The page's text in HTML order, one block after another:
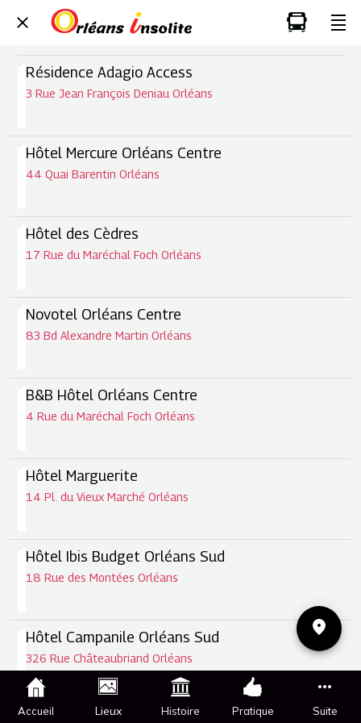
Résidence Adagio Access
3 Rue Jean François Deniau Orléans
Hôtel Mercure Orléans Centre
44 Quai Barentin Orléans
Hôtel des Cèdres
17 Rue du Maréchal Foch Orléans
Novotel Orléans Centre
83 Bd Alexandre Martin Orléans
B&B Hôtel Orléans Centre
4 Rue du Maréchal Foch Orléans
Hôtel Marguerite
14 Pl. du Vieux Marché Orléans
Hôtel Ibis Budget Orléans Sud
18 Rue des Montées Orléans
Hôtel Campanile Orléans Sud
326 Rue Châteaubriand Orléans
Hôtel Campanile Orléans Centre
Accueil Lieux Histoire Pratique Suite